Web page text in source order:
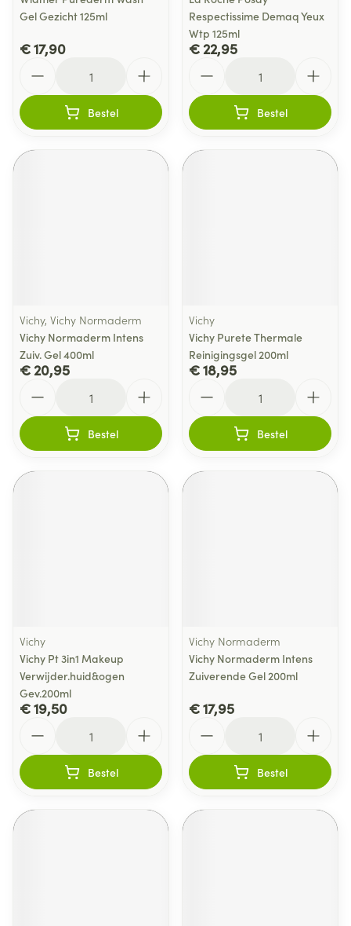
Gel Gezicht 125ml
€ 17,90
Bestel
Respectissime Demaq Yeux
Wtp 125ml
€ 22,95
Bestel
Vichy, Vichy Normaderm
Vichy Normaderm Intens
Zuiv. Gel 400ml
€ 20,95
Bestel
Vichy
Vichy Purete Thermale
Reinigingsgel 200ml
€ 18,95
Bestel
Vichy
Vichy Pt 3in1 Makeup
Verwijder.huid&ogen
Gev.200ml
€ 19,50
Bestel
Vichy Normaderm
Vichy Normaderm Intens
Zuiverende Gel 200ml
€ 17,95
Bestel